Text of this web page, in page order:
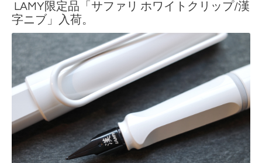
LAMY限定品「サファリ ホワイトクリップ/漢
字ニブ」入荷。